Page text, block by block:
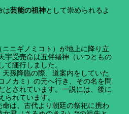
は芸能の祖神として崇められるよ
ニニギノミコト）が地上に降り立
宇受売命は五伴緒神（いつともの
て随行しました。
天孫降臨の際、道案内をしていた
ノカミ）の元へ行き、その名を問
とされています。一説には、後に
られています。
命は、古代より朝廷の祭祀に携わ